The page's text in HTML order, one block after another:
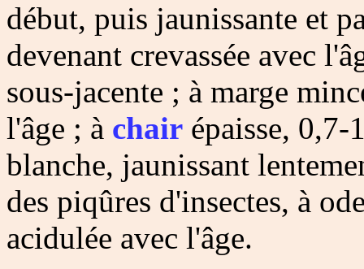
début, puis jaunissante et
devenant crevassée avec
sous-jacente ; à marge
l'âge ; à chair épaisse, 0,7-
blanche, jaunissant
des piqûres d'insectes, à
acidulée avec l'âge.